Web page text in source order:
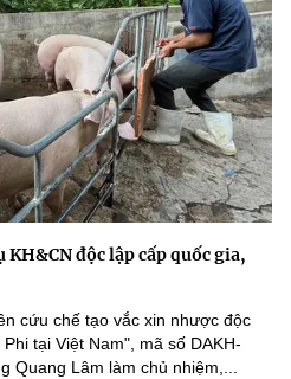
độc lập cấp quốc gia,
cứu chế tạo vắc xin nhược độc
tại Việt Nam", mã số DAKH-
Quang Lâm làm chủ nhiệm,...